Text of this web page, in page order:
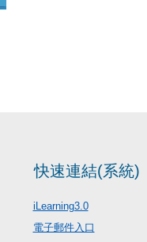
快速連結(系統)
iLearning3.0
電子郵件入口